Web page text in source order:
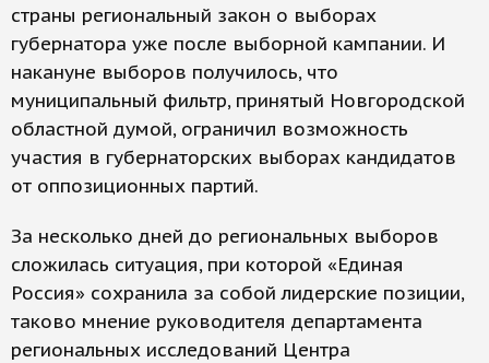
страны региональный закон о выборах
губернатора уже после выборной кампании. И
накануне выборов получилось, что
муниципальный фильтр, принятый Новгородской
областной думой, ограничил возможность
участия в губернаторских выборах кандидатов
от оппозиционных партий.
За несколько дней до региональных выборов
сложилась ситуация, при которой «Единая
Россия» сохранила за собой лидерские позиции,
таково мнение руководителя департамента
региональных исследований Центра